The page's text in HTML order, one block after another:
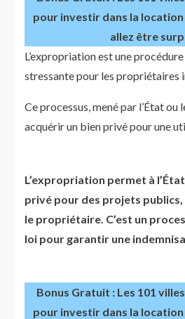
pour investir dans la
allez être
L’expropriation est une
stressante pour les propriétaires
Ce processus, mené par l’État
acquérir un bien privé pour une
L’expropriation permet à
privé pour des projets
le propriétaire. C’est un
loi pour garantir une
Bonus Gratuit : Les 101
pour investir dans la